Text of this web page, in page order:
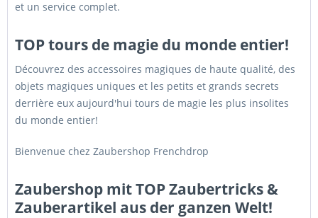
et un service complet.
TOP tours de magie du monde entier!
Découvrez des accessoires magiques de haute qualité, des
objets magiques uniques et les petits et grands secrets
derrière eux aujourd'hui tours de magie les plus insolites
du monde entier!
Bienvenue chez Zaubershop Frenchdrop
Zaubershop mit TOP Zaubertricks &
Zauberartikel aus der ganzen Welt!